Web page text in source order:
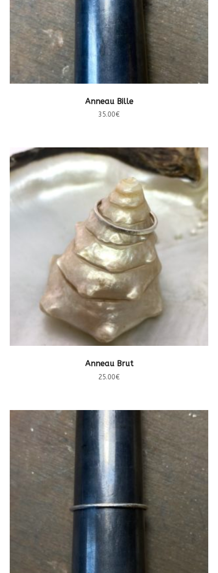
CHOIX DES OPTIONS
Anneau Bille
35.00€
CHOIX DES OPTIONS
Anneau Brut
25.00€